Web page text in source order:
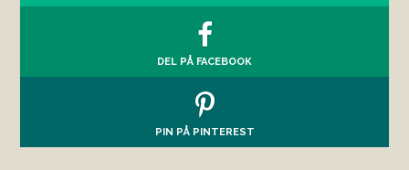
DEL PÅ FACEBOOK
PIN PÅ PINTEREST